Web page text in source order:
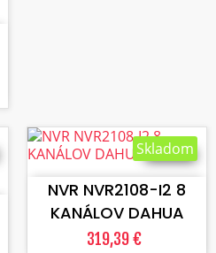
VLOŽIŤ DO KOŠÍKA
NVR NVR2108-I2 8
KANÁLOV DAHUA
319,39 €
Skladom